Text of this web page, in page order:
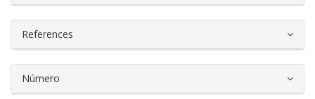
References
Número